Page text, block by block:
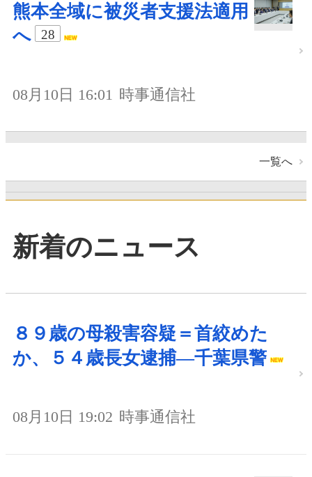
熊本全域に被災者支援法適用
へ
28
08月10日 16:01 時事通信社
一覧へ
新着のニュース
８９歳の母殺害容疑＝首絞めた
か、５４歳長女逮捕―千葉県警
08月10日 19:02 時事通信社